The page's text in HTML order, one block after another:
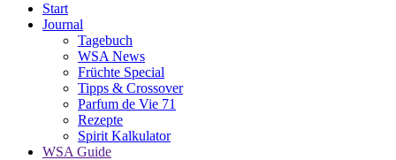
Start
Journal
Tagebuch
WSA News
Früchte Special
Tipps & Crossover
Parfum de Vie 71
Rezepte
Spirit Kalkulator
WSA Guide